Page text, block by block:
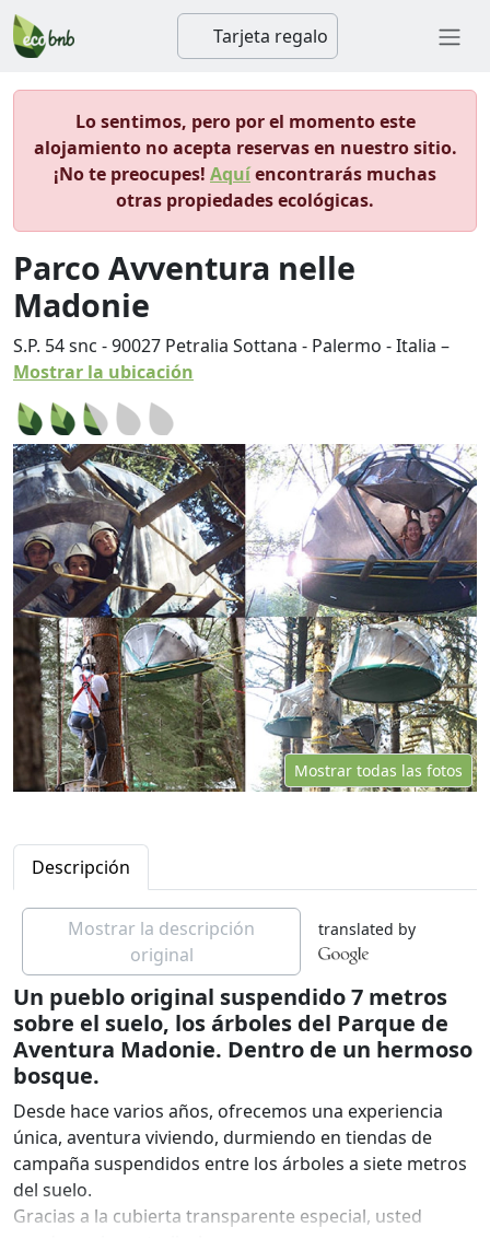
Tarjeta regalo
Lo sentimos, pero por el momento este
alojamiento no acepta reservas en nuestro sitio.
¡No te preocupes! Aquíencontrarás muchas
otras propiedades ecológicas.
Parco Avventura nelle
Madonie
S.P. 54 snc -90027 Petralia Sottana - Palermo -Italia –
Mostrar la ubicación
Mostrar todas las fotos
Descripción
Mostrar la descripción
original
translated by
Un pueblo original suspendido 7 metros
sobre el suelo, los árboles del Parque de
Aventura Madonie. Dentro de un hermoso
bosque.
Desde hace varios años, ofrecemos una experiencia
única, aventura viviendo, durmiendo en tiendas de
campaña suspendidos entre los árboles a siete metros
del suelo.
Gracias a la cubierta transparente especial, usted